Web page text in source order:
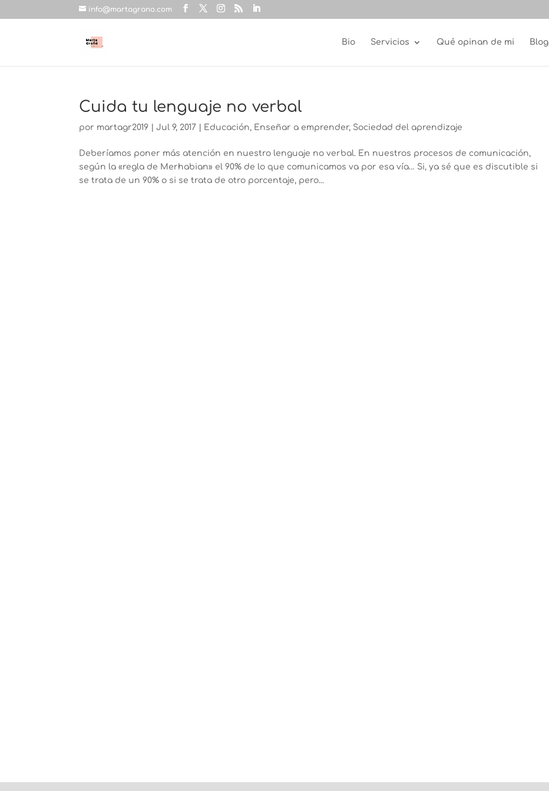
info@martagrano.com
Bio Servicios Qué opinan de mi Blog
Cuida tu lenguaje no verbal
por martagr2019 |Jul 9, 2017 Educación, Enseñar a emprender, Sociedad del aprendizaje
Deberíamos poner más atención en nuestro lenguaje no verbal. En nuestros procesos de comunicación,
según la «regla de Merhabian» el 90% de lo que comunicamos va por esa vía… Si, ya sé que es discutible si
se trata de un 90% o si se trata de otro porcentaje, pero...